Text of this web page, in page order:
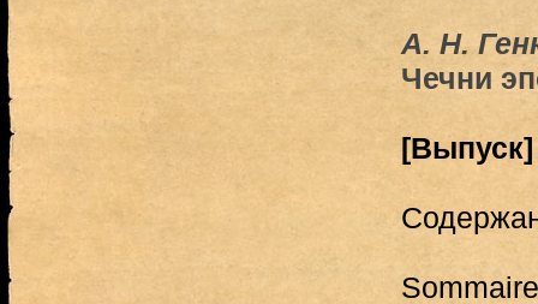
А. Н.
Чечни
[Выпуск]
Sommaire